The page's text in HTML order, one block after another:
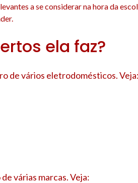
a se considerar na hora da
ela faz?
de vários eletrodomésticos.
várias marcas. Veja: